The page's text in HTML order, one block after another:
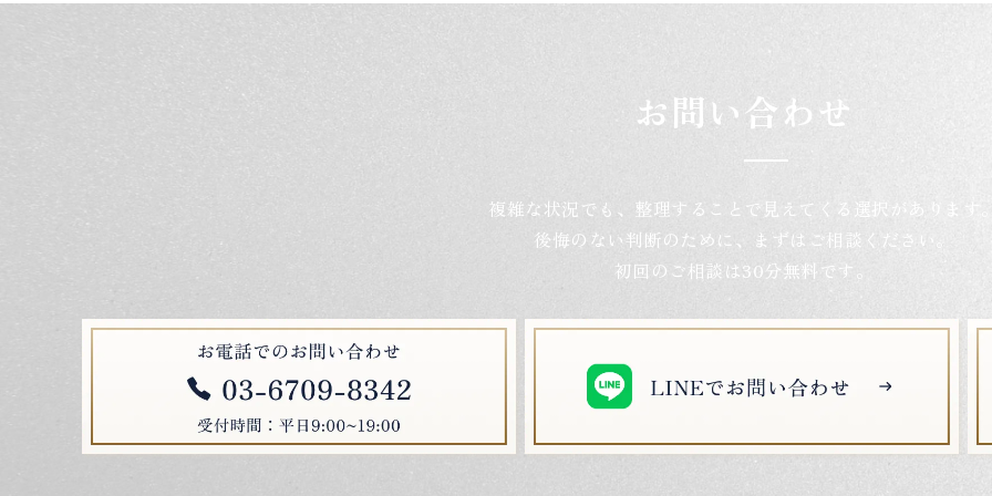
お問い合わせ
複雑な状況でも、整理することで 見えてくる選択があります
後悔のない判断のために、まずはご相談ください。
初回のご相談は30分無料です。